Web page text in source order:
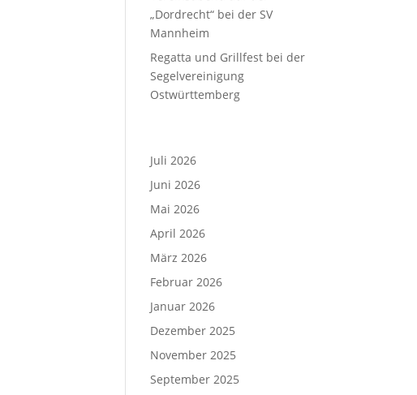
„Dordrecht“ bei der SV
Mannheim
Regatta und Grillfest bei der
Segelvereinigung
Ostwürttemberg
Juli 2026
Juni 2026
Mai 2026
April 2026
März 2026
Februar 2026
Januar 2026
Dezember 2025
November 2025
September 2025